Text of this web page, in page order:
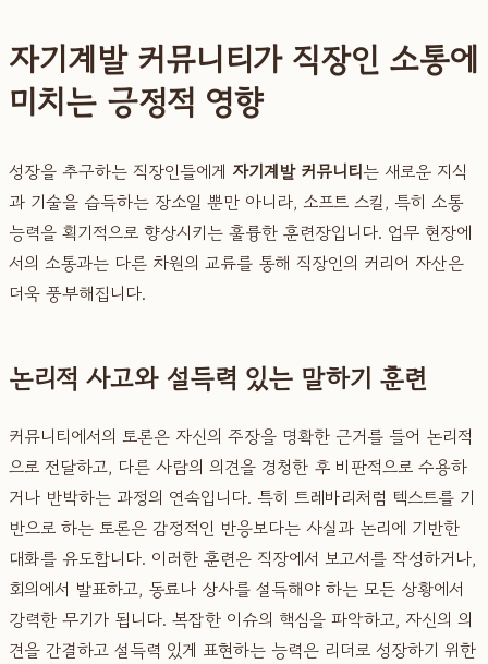
자기계발 커뮤니티가 직장인 소통에
미치는 긍정적 영향
성장을 추구하는 직장인들에게 자기계발 커뮤니티는 새로운 지식
과 기술을 습득하는 장소일 뿐만 아니라, 소프트 스킬, 특히 소통
능력을 획기적으로 향상시키는 훌륭한 훈련장입니다. 업무 현장에
서의 소통과는 다른 차원의 교류를 통해 직장인의 커리어 자산은
더욱 풍부해집니다.
논리적 사고와 설득력 있는 말하기 훈련
커뮤니티에서의 토론은 자신의 주장을 명확한 근거를 들어 논리적
으로 전달하고, 다른 사람의 의견을 경청한 후 비판적으로 수용하
거나 반박하는 과정의 연속입니다. 특히 트레바리처럼 텍스트를 기
반으로 하는 토론은 감정적인 반응보다는 사실과 논리에 기반한
대화를 유도합니다. 이러한 훈련은 직장에서 보고서를 작성하거나,
회의에서 발표하고, 동료나 상사를 설득해야 하는 모든 상황에서
강력한 무기가 됩니다. 복잡한 이슈의 핵심을 파악하고, 자신의 의
견을 간결하고 설득력 있게 표현하는 능력은 리더로 성장하기 위한